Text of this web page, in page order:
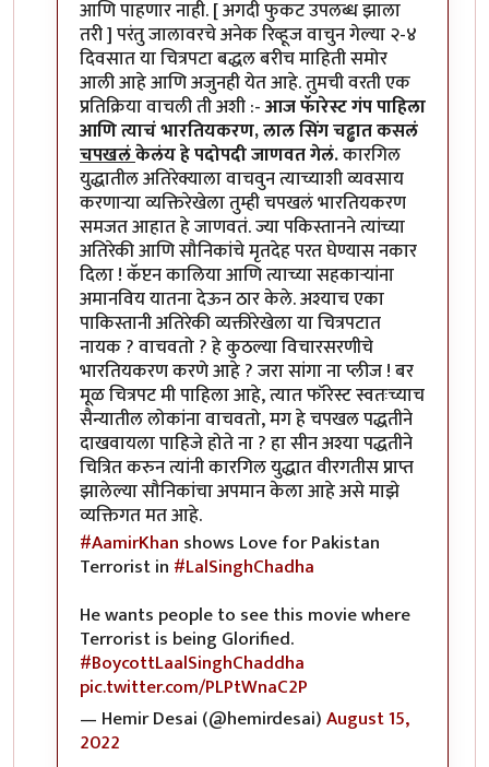
आणि पाहणार नाही. [ अगदी फुकट उपलब्ध झाला
तरी ] परंतु जालावरचे अनेक रिव्हूज वाचुन गेल्या २-४
दिवसात या चित्रपटा बद्धल बरीच माहिती समोर
आली आहे आणि अजुनही येत आहे. तुमची वरती एक
प्रतिक्रिया वाचली ती अशी :-आज फॅारेस्ट गंप पाहिला
आणि त्याचं भारतियकरण, लाल सिंग चढ्ढात कसलं
चपखलंकेलंय हे पदोपदी जाणवत गेलं.कारगिल
युद्धातील अतिरेक्याला वाचवुन त्याच्याशी व्यवसाय
करणार्‍या व्यक्तिरेखेला तुम्ही चपखलं भारतियकरण
समजत आहात हे जाणवतं. ज्या पकिस्तानने त्यांच्या
अतिरेकी आणि सौनिकांचे मृतदेह परत घेण्यास नकार
दिला ! कॅप्टन कालिया आणि त्याच्या सहकार्‍यांना
अमानविय यातना देऊन ठार केले. अश्याच एका
पाकिस्तानी अतिरेकी व्यक्तीरेखेला या चित्रपटात
नायक ? वाचवतो ? हे कुठल्या विचारसरणीचे
भारतियकरण करणे आहे ? जरा सांगा ना प्लीज ! बर
मूळ चित्रपट मी पाहिला आहे, त्यात फॉरेस्ट स्वतःच्याच
सैन्यातील लोकांना वाचवतो, मग हे चपखल पद्धतीने
दाखवायला पाहिजे होते ना ? हा सीन अश्या पद्धतीने
चित्रित करुन त्यांनी कारगिल युद्धात वीरगतीस प्राप्त
झालेल्या सौनिकांचा अपमान केला आहे असे माझे
व्यक्तिगत मत आहे.
#AamirKhan shows Love for Pakistan
Terrorist in #LalSinghChadha
He wants people to see this movie where
Terrorist is being Glorified.
#BoycottLaalSinghChaddha
pic.twitter.com/PLPtWnaC2P
— Hemir Desai (@hemirdesai)August 15,
2022